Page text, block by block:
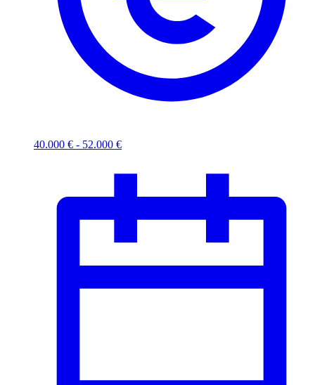
40.000 € - 52.000 €